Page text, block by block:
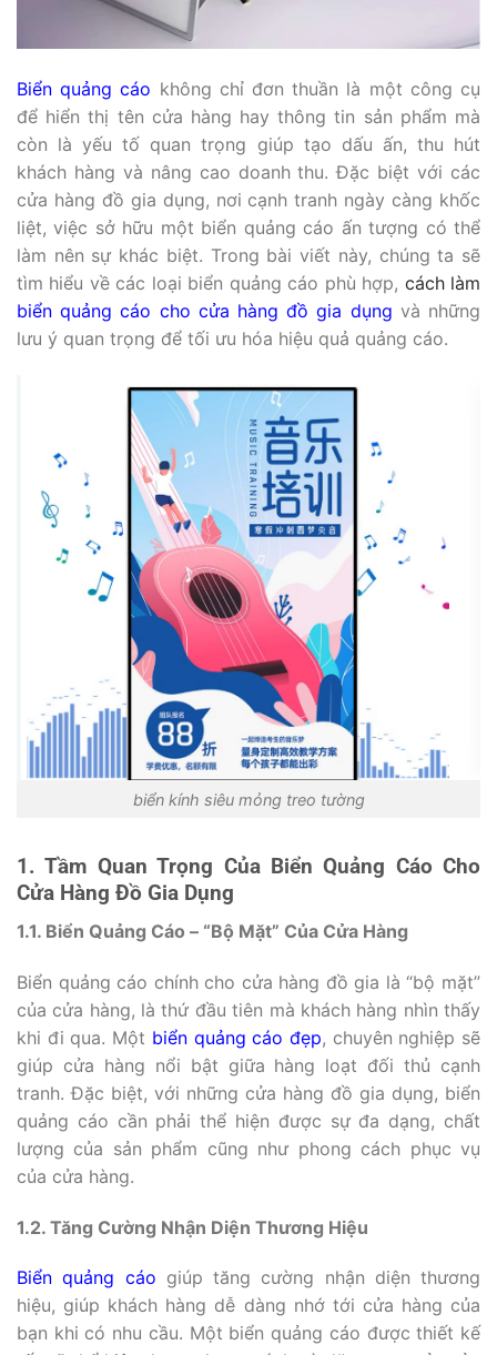
Biển quảng cáo không chỉ đơn thuần là một công cụ
để hiển thị tên cửa hàng hay thông tin sản phẩm mà
còn là yếu tố quan trọng giúp tạo dấu ấn, thu hút
khách hàng và nâng cao doanh thu. Đặc biệt với các
cửa hàng đồ gia dụng, nơi cạnh tranh ngày càng khốc
liệt, việc sở hữu một biển quảng cáo ấn tượng có thể
làm nên sự khác biệt. Trong bài viết này, chúng ta sẽ
tìm hiểu về các loại biển quảng cáo phù hợp, cách làm
biển quảng cáo cho cửa hàng đồ gia dụng và những
lưu ý quan trọng để tối ưu hóa hiệu quả quảng cáo.
biển kính siêu mỏng treo tường
1. Tầm Quan Trọng Của Biển Quảng Cáo Cho
Cửa Hàng Đồ Gia Dụng
1.1. Biển Quảng Cáo – “Bộ Mặt” Của Cửa Hàng
Biển quảng cáo chính cho cửa hàng đồ gia là “bộ mặt”
của cửa hàng, là thứ đầu tiên mà khách hàng nhìn thấy
khi đi qua. Một biển quảng cáo đẹp, chuyên nghiệp sẽ
giúp cửa hàng nổi bật giữa hàng loạt đối thủ cạnh
tranh. Đặc biệt, với những cửa hàng đồ gia dụng, biển
quảng cáo cần phải thể hiện được sự đa dạng, chất
lượng của sản phẩm cũng như phong cách phục vụ
của cửa hàng.
1.2. Tăng Cường Nhận Diện Thương Hiệu
Biển quảng cáo giúp tăng cường nhận diện thương
hiệu, giúp khách hàng dễ dàng nhớ tới cửa hàng của
bạn khi có nhu cầu. Một biển quảng cáo được thiết kế